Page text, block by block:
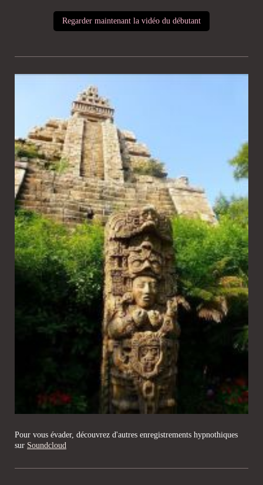
Regarder maintenant la vidéo du débutant
Pour vous évader, découvrez d'autres enregistrements hypnothiques
sur Soundcloud